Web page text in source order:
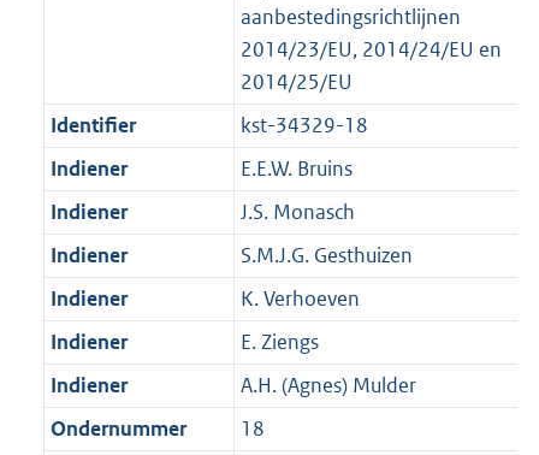
aanbestedingsrichtlijnen
2014/23/EU, 2014/24/EU en
2014/25/EU
Identifier
kst-34329-18
Indiener
E.E.W. Bruins
Indiener
J.S. Monasch
Indiener
S.M.J.G. Gesthuizen
Indiener
K. Verhoeven
Indiener
E. Ziengs
Indiener
A.H. (Agnes) Mulder
Ondernummer
18